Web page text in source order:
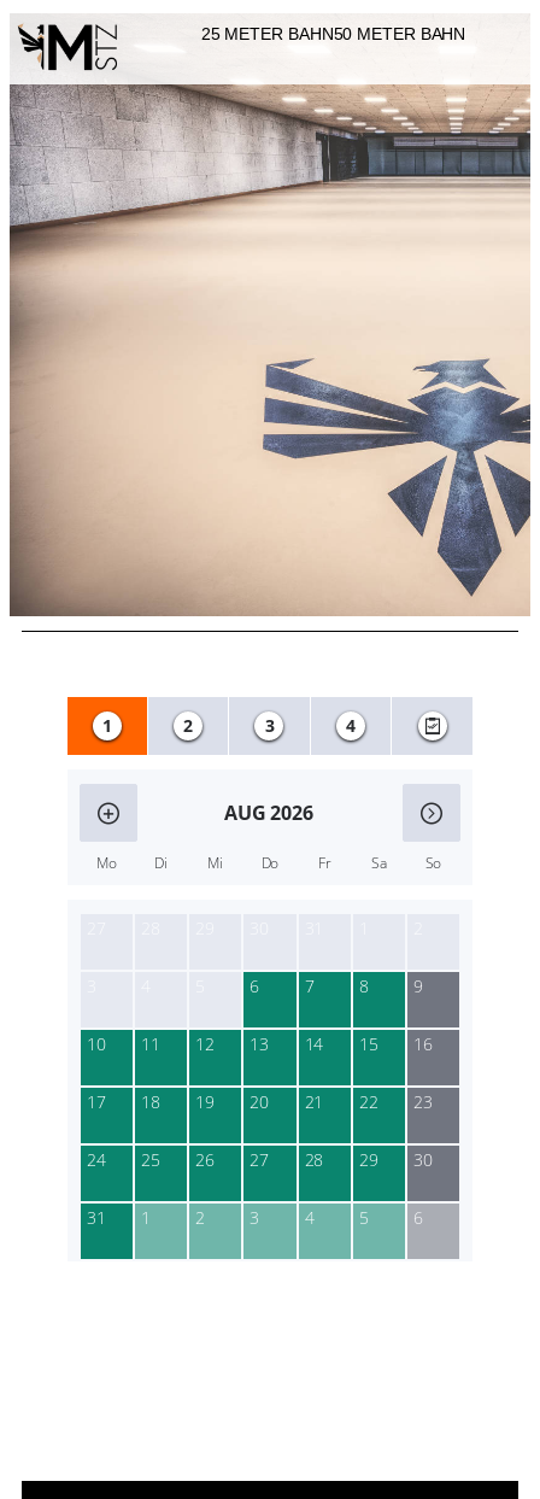
25 METER BAHN50 METER BAHN